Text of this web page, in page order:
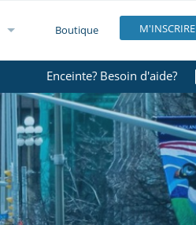
M'INSCRIRE
Boutique
Enceinte? Besoin d'aide?